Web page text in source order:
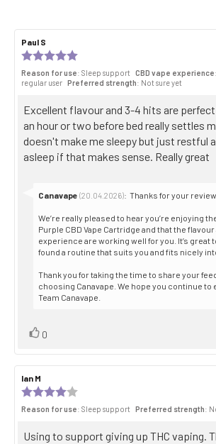
Review
author:
Paul S
date:
5.0
out
5
stars
Reason for use: Sleep support CBD vape experience
regular user Preferred strength: Not sure yet
Review
text:
Excellent flavour and 3-4 hits are
an hour or two before bed really settles
doesn't make me sleepy but just restful
asleep if that makes sense. Really great
Reply
Canavape (20.04.2026): Thanks for your
We’re really pleased to hear you’re enjoying
Purple CBD Vape Cartridge and that the
experience are working well for you. It’s great
found a routine that suits you and fits nicely
Thank you for taking the time to share your
choosing Canavape. We hope you continue to
Team Canavape.
Vote
0
Review
author:
Ian M
date:
4.0
of
Reason for use: Sleep support Preferred strength:
Review
Using to support giving up THC vaping.